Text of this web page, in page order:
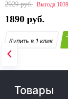
2929
1039
1890
Товары